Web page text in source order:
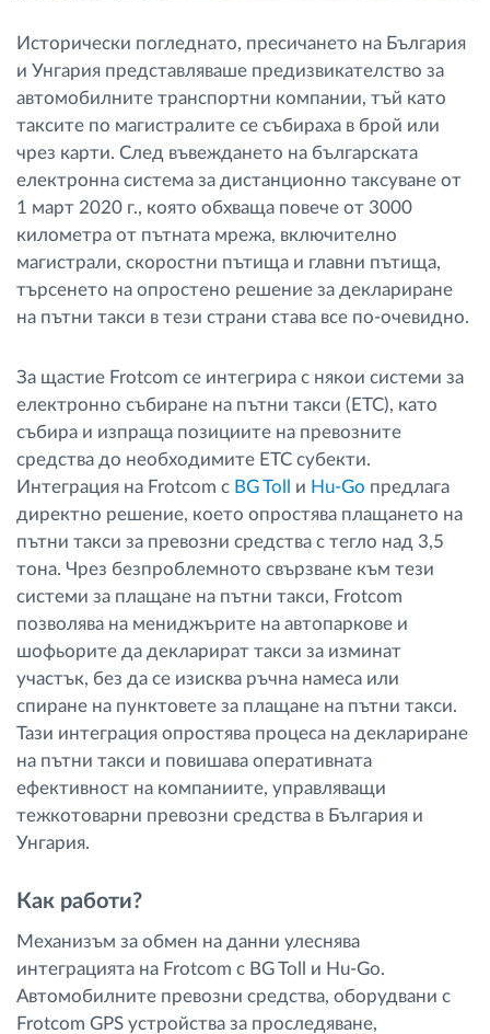
Исторически погледнато, пресичането на България
и Унгария представляваше предизвикателство за
автомобилните транспортни компании, тъй като
таксите по магистралите се събираха в брой или
чрез карти. След въвеждането на българската
електронна система за дистанционно таксуване от
1 март 2020 г., която обхваща повече от 3000
километра от пътната мрежа, включително
магистрали, скоростни пътища и главни пътища,
търсенето на опростено решение за деклариране
на пътни такси в тези страни става все по-очевидно.
За щастие Frotcom се интегрира с някои системи за
електронно събиране на пътни такси (ETC), като
събира и изпраща позициите на превозните
средства до необходимите ETC субекти.
Интеграция на Frotcom с BG Toll и Hu-Go предлага
директно решение, което опростява плащането на
пътни такси за превозни средства с тегло над 3,5
тона. Чрез безпроблемното свързване към тези
системи за плащане на пътни такси, Frotcom
позволява на мениджърите на автопаркове и
шофьорите да декларират такси за изминат
участък, без да се изисква ръчна намеса или
спиране на пунктовете за плащане на пътни такси.
Тази интеграция опростява процеса на деклариране
на пътни такси и повишава оперативната
ефективност на компаниите, управляващи
тежкотоварни превозни средства в България и
Унгария.
Как работи?
Механизъм за обмен на данни улеснява
интеграцията на Frotcom с BG Toll и Hu-Go.
Автомобилните превозни средства, оборудвани с
Frotcom GPS устройства за проследяване,